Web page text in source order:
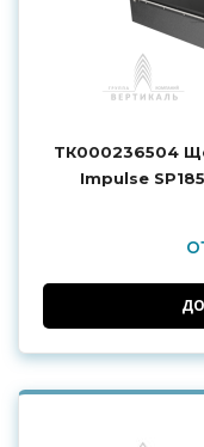
ТК000236504
Impulse